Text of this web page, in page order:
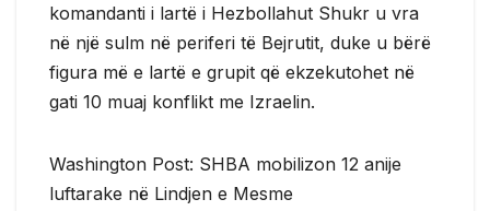
komandanti i lartë i Hezbollahut Shukr u vra
në një sulm në periferi të Bejrutit, duke u bërë
figura më e lartë e grupit që ekzekutohet në
gati 10 muaj konflikt me Izraelin.
Washington Post: SHBA mobilizon 12 anije
luftarake në Lindjen e Mesme